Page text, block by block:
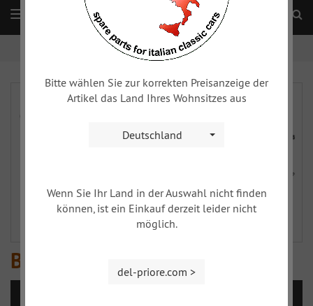
Beleuchtung Blinker
Blinker
Bitte wählen Sie zur korrekten Preisanzeige der
Artikel das Land Ihres Wohnsitzes aus
Deutschland
Wenn Sie Ihr Land in der Auswahl nicht finden
können, ist ein Einkauf derzeit leider nicht
möglich.
del-priore.com >